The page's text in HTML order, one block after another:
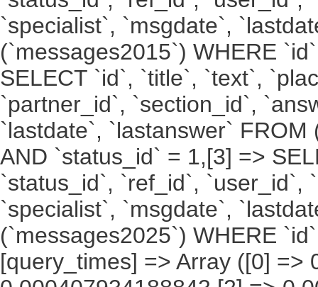
`specialist`, `msgdate`,
(`messages2015`) WHERE
SELECT `id`, `title`, `text`,
`partner_id`, `section_id`,
`lastdate`, `lastanswer`
AND `status_id` = 1,[3] =>
`status_id`, `ref_id`, `user_id`,
`specialist`, `msgdate`,
(`messages2025`) WHERE
[query_times] => Array ([0] =>